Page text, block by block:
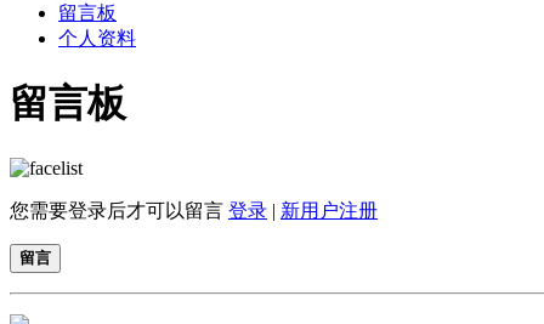
留言板
个人资料
留言板
您需要登录后才可以留言 登录 | 新用户注册
留言